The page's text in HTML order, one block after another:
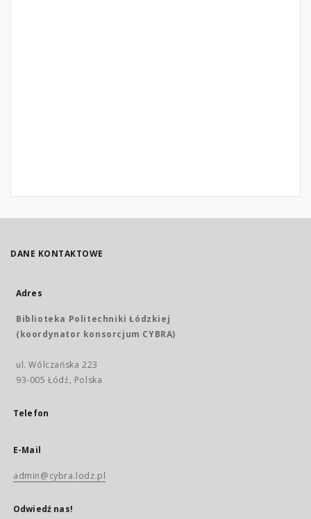
DANE KONTAKTOWE
Adres
Biblioteka Politechniki Łódzkiej
(koordynator konsorcjum CYBRA)
ul. Wólczańska 223
93-005 Łódź, Polska
Telefon
E-Mail
admin@cybra.lodz.pl
Odwiedź nas!